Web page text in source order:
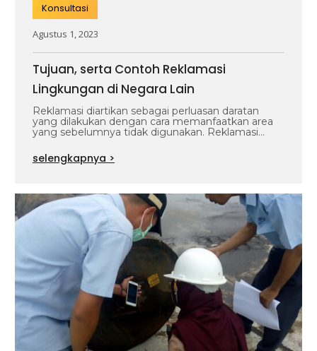
Konsultasi
Agustus 1, 2023
Tujuan, serta Contoh Reklamasi
Lingkungan di Negara Lain
Reklamasi diartikan sebagai perluasan daratan
yang dilakukan dengan cara memanfaatkan area
yang sebelumnya tidak digunakan. Reklamasi
selengkapnya >